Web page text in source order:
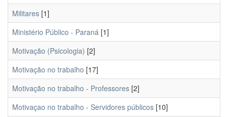
Militares [1]
Ministério Público - Paraná [1]
Motivação (Psicologia) [2]
Motivação no trabalho [17]
Motivação no trabalho - Professores [2]
Motivaçao no trabalho - Servidores públicos [10]